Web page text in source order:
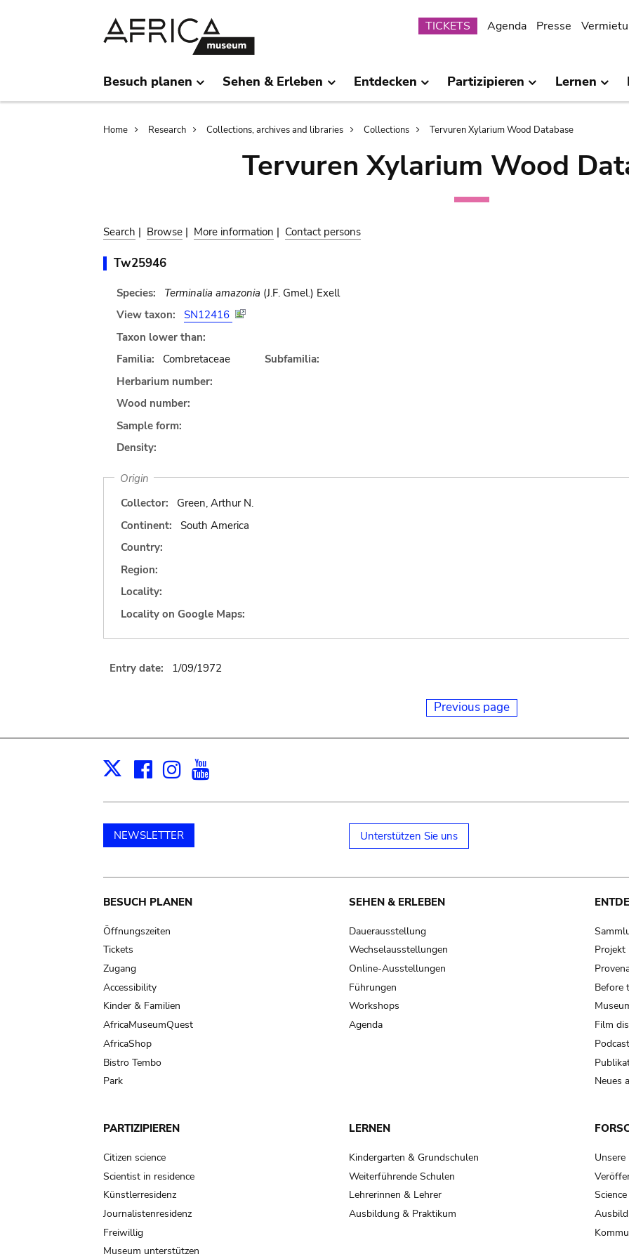
Submenu
TICKETS Agenda Presse
Besuch planen Sehen & Erleben Entdecken Partizipieren Lernen
Breadcrumb
Home Research Collections, archives and libraries Collections Tervuren Xylarium Wood Database
Tervuren Xylarium Wood
Search | Browse | More information | Contact persons
Tw25946
Species: Terminalia amazonia (J.F. Gmel.) Exell
View taxon:
SN12416
Taxon lower than:
Familia:
Combretaceae
Subfamilia:
Herbarium number:
Wood number:
Sample form:
Density:
Origin
Collector:
Green, Arthur N.
Continent:
South America
Country:
Region:
Locality:
Locality on Google Maps:
Entry date: 1/09/1972
Previous page
X Facebook
Instagram
NEWSLETTER Unterstützen Sie uns
Main
navigation
BESUCH PLANEN
Öffnungszeiten
Tickets
Zugang
Accessibility
Kinder & Familien
AfricaMuseumQuest
AfricaShop
Bistro Tembo
Park
SEHEN & ERLEBEN
Dauerausstellung
Wechselausstellungen
Online-Ausstellungen
Führungen
Workshops
Agenda
Projekt
Before
Film
Neues
PARTIZIPIEREN
Citizen science
Scientist in residence
Künstlerresidenz
Journalistenresidenz
Freiwillig
Museum unterstützen
LERNEN
Kindergarten & Grundschulen
Weiterführende Schulen
Lehrerinnen & Lehrer
Ausbildung & Praktikum